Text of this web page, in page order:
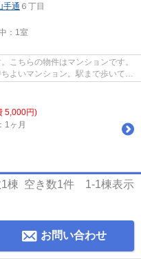
手通 ６丁目
： 1室
こちらの物件はマンションです。
よいマンション。駅まで歩いてア
5,000円)
1ヶ月
1棟 空き数1件 1-1棟表示
お問い合わせ